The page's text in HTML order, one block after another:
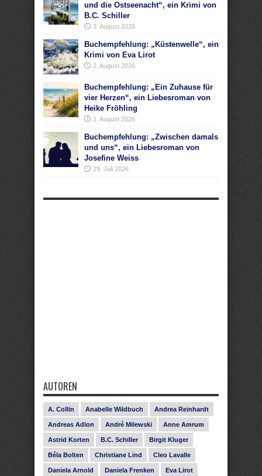
und die Ostseenacht“, ein Krimi von
B.C. Schiller
3. August 2026
Buchempfehlung: „Küstenwelle“, ein
Krimi von Eva Lirot
2. August 2026
Buchempfehlung: „Ein Zuhause für
vier Herzen“, ein Liebesroman von
Heike Fröhling
1. August 2026
Buchempfehlung: „Zwischen damals
und uns“, ein Liebesroman von
Josefine Weiss
29. Juli 2026
AUTOREN
A. Collin Anabelle Wildbuch Andrea Reinhardt
Andreas Adlon André Milewski Anne Amrum
Astrid Korten B.C. Schiller Birgit Kluger
Béla Bolten Christiane Lind Cleo Lavalle
Daniela Arnold Daniela Frenken Eva Lirot